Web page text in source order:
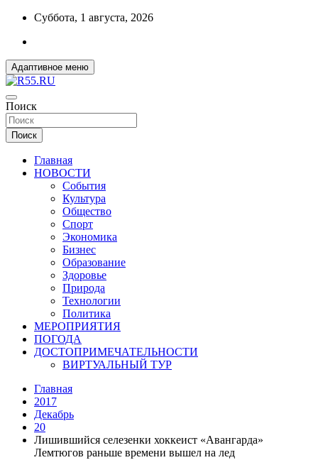
Перейти
содержимому
Суббота, 1 августа, 2026
Адаптивное меню
R55.RU
ДОБРЫЕ ВЕСТИ ИЗ ОМСКА
Поиск
Поиск
Главная
НОВОСТИ
События
Культура
Общество
Спорт
Экономика
Бизнес
Образование
Здоровье
Природа
Технологии
Политика
МЕРОПРИЯТИЯ
ПОГОДА
ДОСТОПРИМЕЧАТЕЛЬНОСТИ
ВИРТУАЛЬНЫЙ ТУР
Главная
2017
Декабрь
20
Лишившийся селезенки хоккеист «Авангарда»
Лемтюгов раньше времени вышел на лед